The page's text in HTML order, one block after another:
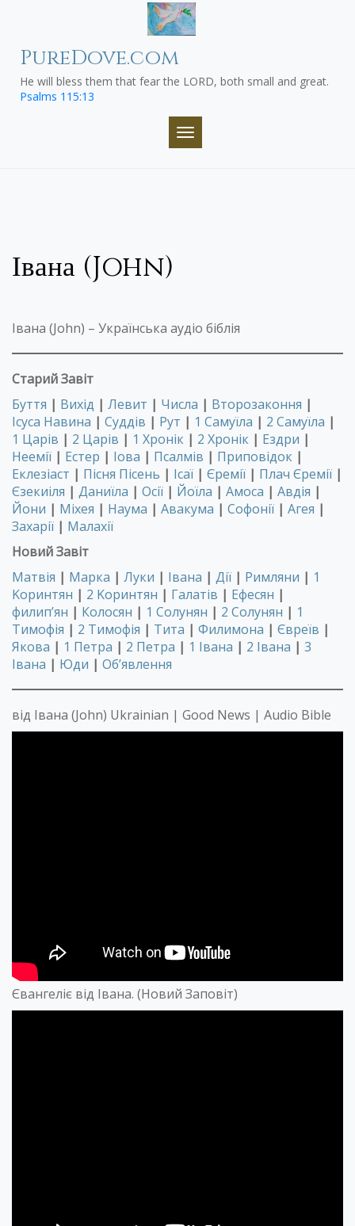
PureDove.com
He will bless them that fear the LORD, both small and great.
Psalms 115:13
TOGGLE NAVIGATION
Івана (John)
Івана (John) – Українська аудіо біблія
Старий Завіт
Буття | Вихід | Левит | Числа | Второзаконня |
Ісуса Навина | Суддів | Рут | 1 Самуїла | 2 Самуїла |
1 Царів | 2 Царів | 1 Хронік | 2 Хронік | Ездри |
Неемії | Естер | Іова | Псалмів | Приповідок |
Еклезіаст | Пісня Пісень | Ісаї | Єремії | Плач Єремії |
Єзекиіля | Даниїла | Осії | Йоїла | Амоса | Авдія |
Йони | Міхея | Наума | Авакума | Софонії | Агея |
Захарії | Малахії
Новий Завіт
Матвія | Марка | Луки | Івана | Дії | Римляни | 1
Kоринтян | 2 Kоринтян | Галатів | Ефесян |
филип’ян | Колосян | 1 Солунян | 2 Солунян | 1
Тимофія | 2 Тимофія | Тита | Филимона | Євреїв |
Якова | 1 Петра | 2 Петра | 1 Івана | 2 Івана | 3
Івана | Юди | Об’явлення
від Івана (John) Ukrainian | Good News | Audio Bible
Євангеліє від Івана. (Новий Заповіт)